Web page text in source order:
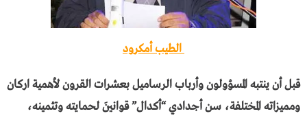
الطيب أمكرود
قبل أن ينتبه المسؤولون وأرباب الرساميل بعشرات القرون لأهمية اركان
ومميزاته المختلفة، سن أجدادي “أكدال” قوانينَ لحمايته وتثمينه،